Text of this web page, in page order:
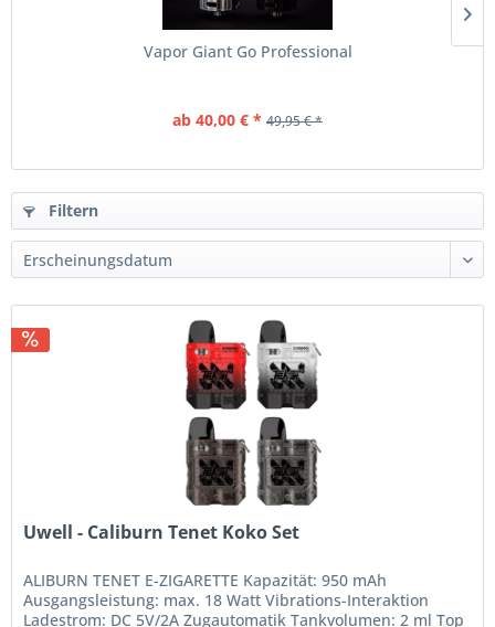
Vapor Giant Go Professional
ab 40,00 € * 49,95 € *
Filtern
Uwell - Caliburn Tenet Koko Set
ALIBURN TENET E-ZIGARETTE Kapazität: 950 mAh
Ausgangsleistung: max. 18 Watt Vibrations-Interaktion
Ladestrom: DC 5V/2A Zugautomatik Tankvolumen: 2 ml Top